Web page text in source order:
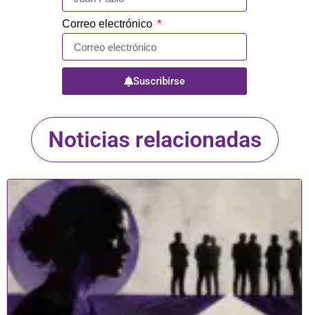
Correo electrónico
Suscribirse
Noticias relacionadas